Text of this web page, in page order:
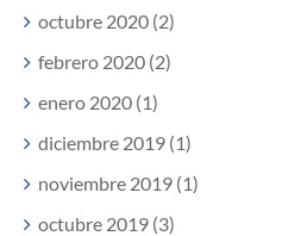
octubre 2020 (2)
febrero 2020 (2)
enero 2020 (1)
diciembre 2019 (1)
noviembre 2019 (1)
octubre 2019 (3)